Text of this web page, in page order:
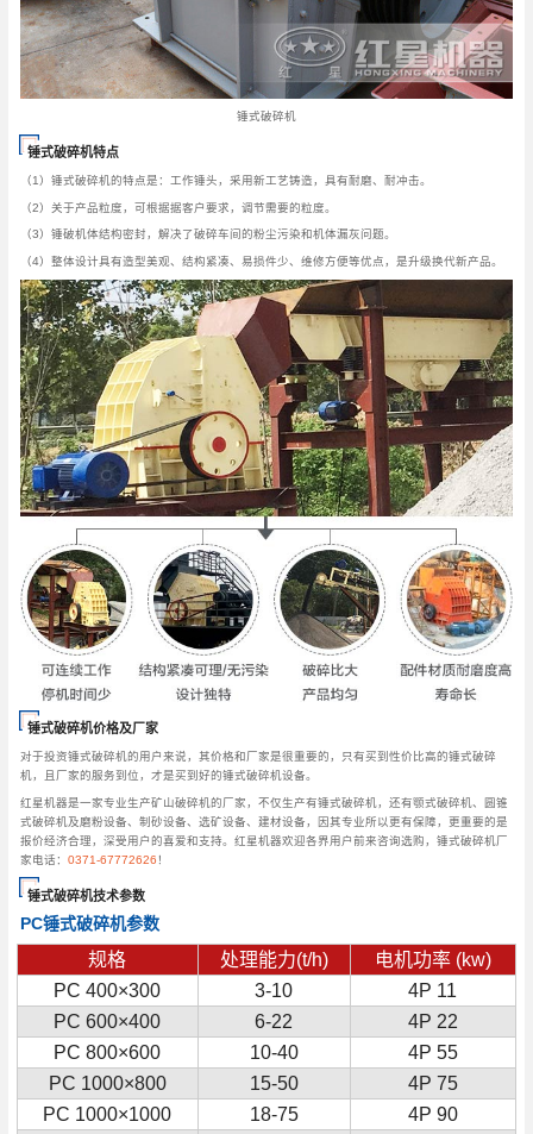
锤式破碎机
锤式破碎机特点
（1）锤式破碎机的特点是：工作锤头，采用新工艺铸造，具有耐磨、耐冲击。
（2）关于产品粒度，可根据据客户要求，调节需要的粒度。
（3）锤破机体结构密封，解决了破碎车间的粉尘污染和机体漏灰问题。
（4）整体设计具有造型美观、结构紧凑、易损件少、维修方便等优点，是升级换代新产品。
锤式破碎机价格及厂家
对于投资锤式破碎机的用户来说，其价格和厂家是很重要的，只有买到性价比高的锤式破碎
机，且厂家的服务到位，才是买到好的锤式破碎机设备。
红星机器是一家专业生产矿山破碎机的厂家，不仅生产有锤式破碎机，还有颚式破碎机、圆锥
式破碎机及磨粉设备、制砂设备、选矿设备、建材设备，因其专业所以更有保障，更重要的是
报价经济合理，深受用户的喜爱和支持。红星机器欢迎各界用户前来咨询选购，锤式破碎机厂
家电话：0371-67772626 ！
锤式破碎机技术参数
PC锤式破碎机参数
规格 处理能力(t/h)
电机功率 (kw)
PC 400×300
3-10
4P 11
PC 600×400
6-22
4P 22
PC 800×600
10-40
4P 55
PC 1000×800
15-50
4P 75
PC 1000×1000
18-75
4P 90